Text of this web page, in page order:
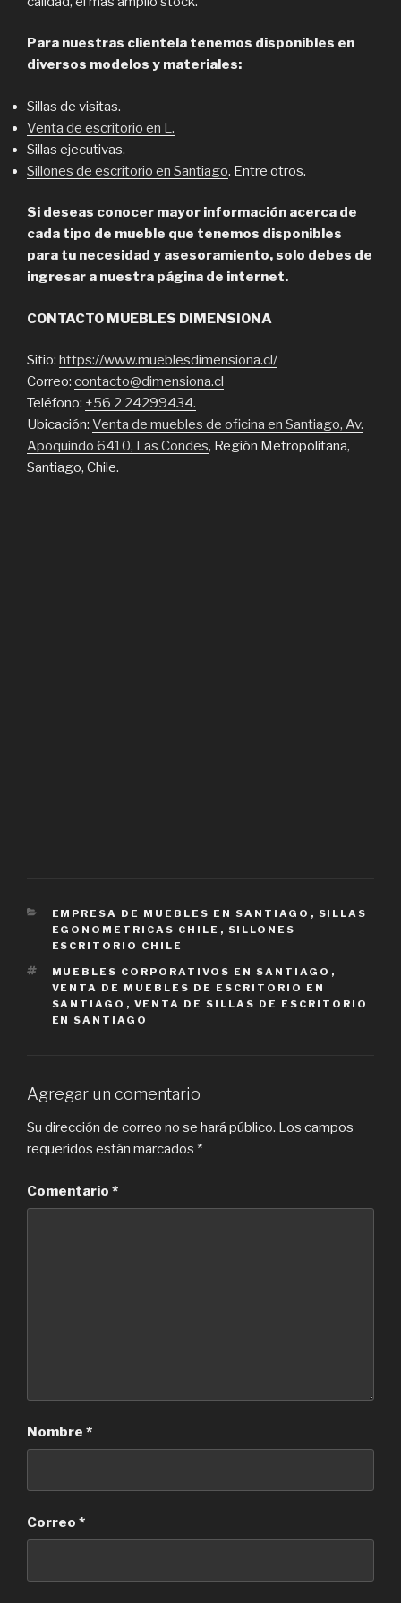
Para nuestras clientela tenemos disponibles en
diversos modelos y materiales:
Sillas de visitas.
Venta de escritorio en L.
Sillas ejecutivas.
Sillones de escritorio en Santiago. Entre otros.
Si deseas conocer mayor información acerca de
cada tipo de mueble que tenemos disponibles
para tu necesidad y asesoramiento, solo debes de
ingresar a nuestra página de internet.
CONTACTO MUEBLES DIMENSIONA
Sitio: https://www.mueblesdimensiona.cl/
Correo: contacto@dimensiona.cl
Teléfono: +56 2 24299434.
Ubicación: Venta de muebles de oficina en Santiago, Av.
Apoquindo 6410, Las Condes, Región Metropolitana,
Santiago, Chile.
CATEGORIES
EMPRESA DE MUEBLES EN SANTIAGO , SILLAS
EGONOMETRICAS CHILE , SILLONES
ESCRITORIO CHILE
TAGS
MUEBLES CORPORATIVOS EN SANTIAGO ,
VENTA DE MUEBLES DE ESCRITORIO EN
SANTIAGO , VENTA DE SILLAS DE ESCRITORIO
EN SANTIAGO
Agregar un comentario
Su dirección de correo no se hará público. Los campos
requeridos están marcados *
Comentario *
Nombre *
Correo *